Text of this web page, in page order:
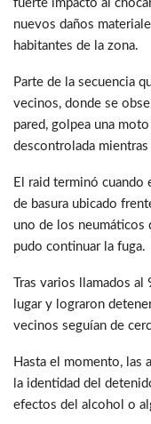
fuerte impacto al
nuevos daños
habitantes de la zona.
Parte de la secuencia
vecinos, donde se
pared, golpea una
descontrolada mientras
El raid terminó cuando
de basura ubicado
uno de los neumáticos
pudo continuar la fuga.
Tras varios llamados
lugar y lograron
vecinos seguían de
Hasta el momento, las
la identidad del
efectos del alcohol o